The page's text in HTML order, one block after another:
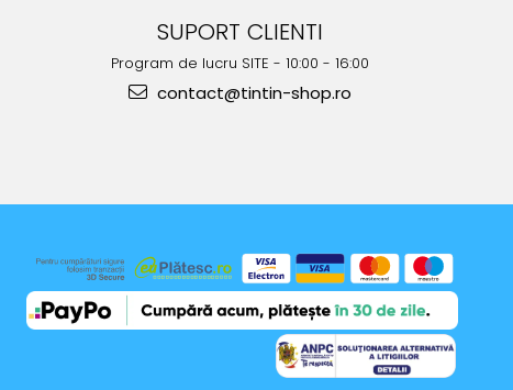
SUPORT CLIENTI
Program de lucru SITE - 10:00 - 16:00
contact@tintin-shop.ro